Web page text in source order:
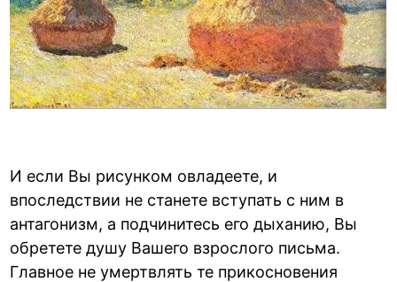
И если Вы рисунком овладеете, и
впоследствии не станете вступать с ним в
антагонизм, а подчинитесь его дыханию, Вы
обретете душу Вашего взрослого письма.
Главное не умертвлять те прикосновения